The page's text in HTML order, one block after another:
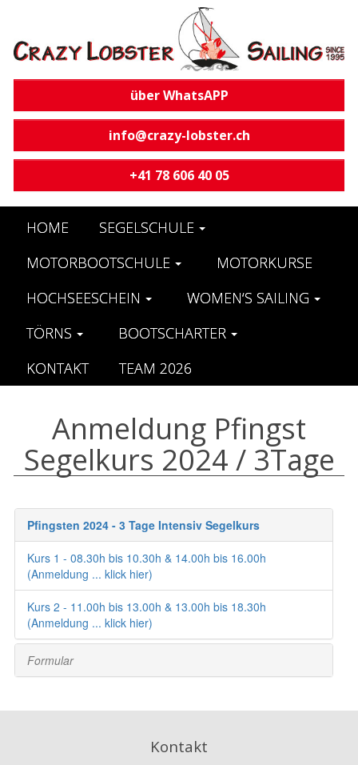
über WhatsAPP
info@crazy-lobster.ch
+41 78 606 40 05
HOME
SEGELSCHULE
MOTORBOOTSCHULE
MOTORKURSE
HOCHSEESCHEIN
WOMEN‘S SAILING
TÖRNS
BOOTSCHARTER
KONTAKT
TEAM 2026
Anmeldung Pfingst
Segelkurs 2024 / 3Tage
Kontakt